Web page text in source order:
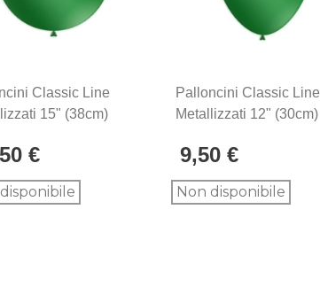
Classic Line
15" (38cm)
€
Palloncini Classic Line
Metallizzati 12" (30cm)
9,50 €
Non disponibile